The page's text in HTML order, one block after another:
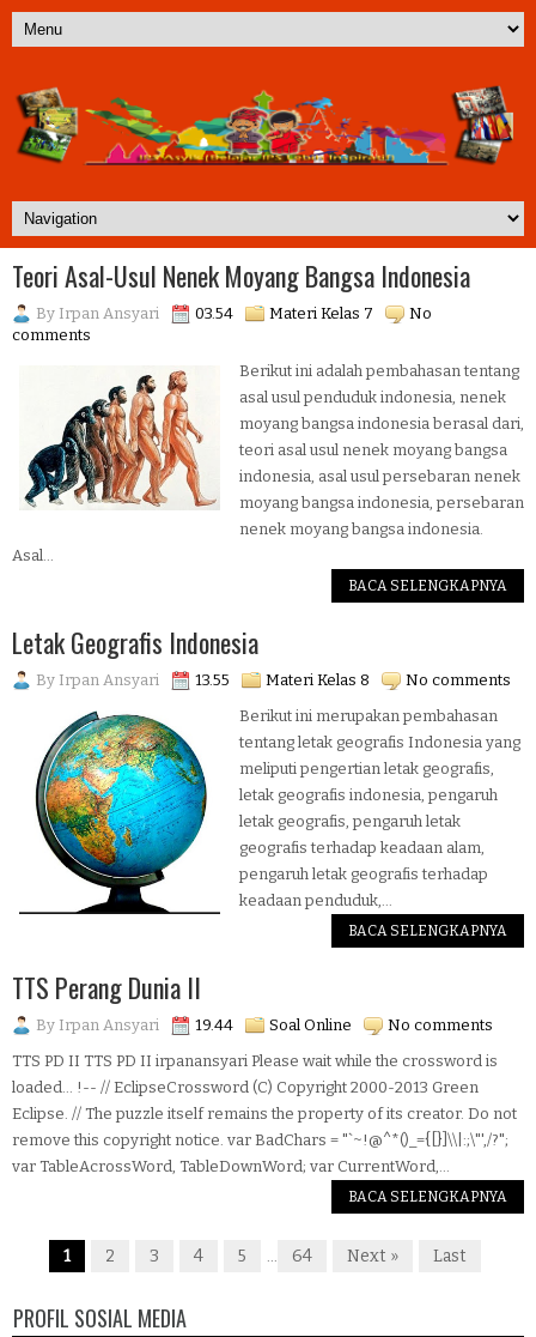
Teori Asal-Usul Nenek Moyang Bangsa Indonesia
By Irpan Ansyari 03.54 Materi Kelas 7
No
comments
Berikut ini adalah pembahasan tentang
asal usul penduduk indonesia, nenek
moyang bangsa indonesia berasal dari,
teori asal usul nenek moyang bangsa
indonesia, asal usul persebaran nenek
moyang bangsa indonesia, persebaran
nenek moyang bangsa indonesia.
Asal...
BACA SELENGKAPNYA
Letak Geografis Indonesia
By Irpan Ansyari 13.55 Materi Kelas 8
No comments
Berikut ini merupakan pembahasan
tentang letak geografis Indonesia yang
meliputi pengertian letak geografis,
letak geografis indonesia, pengaruh
letak geografis, pengaruh letak
geografis terhadap keadaan alam,
pengaruh letak geografis terhadap
keadaan penduduk,...
BACA SELENGKAPNYA
TTS Perang Dunia II
By Irpan Ansyari 19.44 Soal Online
No comments
TTS PD II TTS PD II irpanansyari Please wait while the crossword is
loaded... !-- // EclipseCrossword (C) Copyright 2000-2013 Green
Eclipse. // The puzzle itself remains the property of its creator. Do not
remove this copyright notice. var BadChars = "`~!@^*()_={[}]\\|:;\"',/?";
var TableAcrossWord, TableDownWord; var CurrentWord,...
BACA SELENGKAPNYA
1 2 3 4 5 ... 64 Next » Last
PROFIL SOSIAL MEDIA